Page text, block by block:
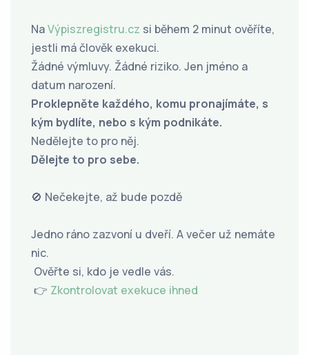
NaVýpiszregistru.cz si během 2 minut ověříte,
jestli má člověk exekuci.
Žádné výmluvy. Žádné riziko. Jen jméno a
datum narození.
Proklepněte každého, komu pronajímáte, s
kým bydlíte, nebo s kým podnikáte.
Nedělejte to pro něj.
Dělejte to pro sebe.
🚫 Nečekejte, až bude pozdě
Jedno ráno zazvoní u dveří. A večer už nemáte
nic.
Ověřte si, kdo je vedle vás.
👉 Zkontrolovat exekuce ihned